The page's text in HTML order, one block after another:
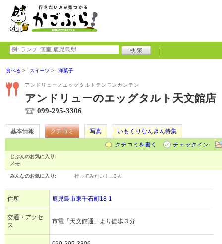
食べる スイーツ 洋菓子
アンドリューノエッグタルトテンモンカンテン
アンドリューのエッグタルト天文館店
099-295-3306
基本情報 クチコミ 写真
いもくりなんきん特集
クチコミを書く
チェックイン
じぶんのお気に入り:
メモ:
みんなのお気に入り: 行ってみたい！… 3人
住所 鹿児島市東千石町18-1
交通・アクセ
ス
市電「天文館通」より徒歩３分